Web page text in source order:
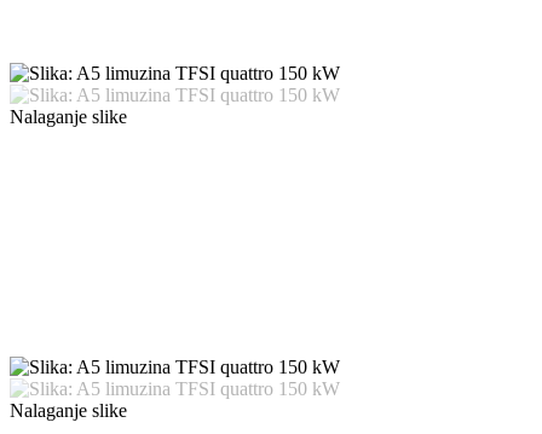
Nalaganje slike
Nalaganje slike